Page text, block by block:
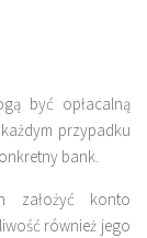
być opłacalną
przypadku
bank.
założyć konto
również jego